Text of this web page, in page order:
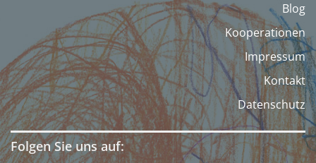
Blog
Kooperationen
Impressum
Kontakt
Datenschutz
Folgen Sie uns auf: